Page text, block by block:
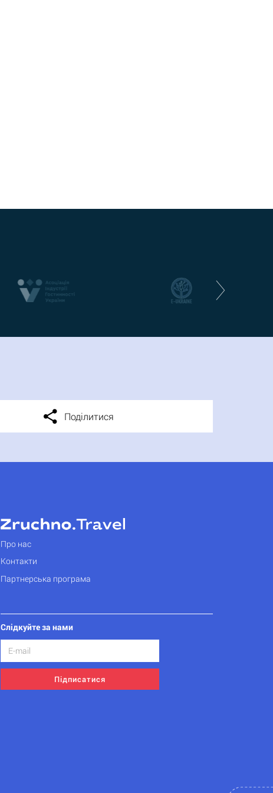
Поділитися
Про нас
Контакти
Партнерська програма
Слідкуйте за нами
Підписатися